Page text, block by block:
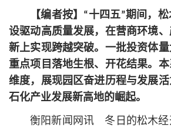
【编者按】“十四五”期间，
设驱动高质量发展，在营商环境
新上实现跨越突破。一批投资体
重点项目落地生根、开花结果。
维度，展现园区奋进历程与发展
石化产业发展新高地的崛起。
衡阳新闻网讯 冬日的松木经